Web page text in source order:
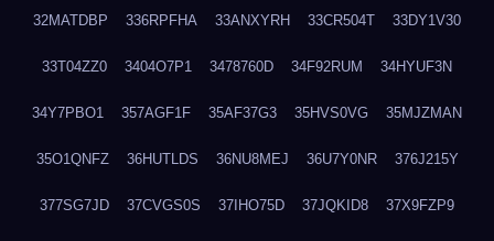
32MATDBP 336RPFHA 33ANXYRH 33CR504T 33DY1V30
33T04ZZ0 3404O7P1 3478760D 34F92RUM 34HYUF3N
34Y7PBO1 357AGF1F 35AF37G3 35HVS0VG 35MJZMAN
35O1QNFZ 36HUTLDS 36NU8MEJ 36U7Y0NR 376J215Y
377SG7JD 37CVGS0S 37IHO75D 37JQKID8 37X9FZP9